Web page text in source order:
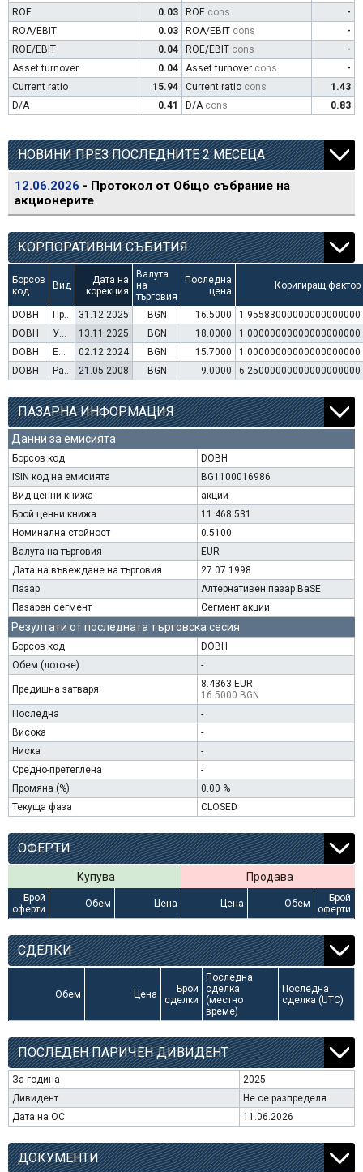
ROE
0.03 ROE cons
-
ROA/EBIT
0.03 ROA/EBIT cons
-
ROE/EBIT
0.04 ROE/EBIT cons
-
Asset turnover
0.04 Asset turnover cons
-
Current ratio
15.94 Current ratio cons
1.43
D/A
0.41 D/A cons 0.83
НОВИНИ ПРЕЗ ПОСЛЕДНИТЕ 2 МЕСЕЦА
12.06.2026 - Протокол от Общо събрание на
акционерите
КОРПОРАТИВНИ СЪБИТИЯ
Борсов
код
Вид
Дата на
корекция
Валута
на
търговия
Последна
цена
Коригиращ фактор
DOBH Преминаване към търговия в Евро 31.12.2025 BGN 16.5000
1.95583000000000000000
DOBH
Увеличение на капитал (упражняване на варанти) 13.11.2025 BGN 18.0000
1.00000000000000000000
DOBH
Емисия варанти 02.12.2024 BGN 15.7000
1.00000000000000000000
DOBH
Раздаване на дивидент 21.05.2008 BGN 9.0000 6.25000000000000000000
ПАЗАРНА ИНФОРМАЦИЯ
Данни за емисията
Борсов код
DOBH
ISIN код на емисията
BG1100016986
Вид ценни книжа
акции
Брой ценни книжа
11 468 531
Номинална стойност
0.5100
Валута на търговия
EUR
Дата на въвеждане на търговия
27.07.1998
Пазар
Алтернативен пазар BaSE
Пазарен сегмент
Сегмент акции
Резултати от последната търговска сесия
Борсов код
DOBH
Обем (лотове)
-
Предишна затваря
8.4363 EUR
16.5000 BGN
Последна
-
Висока
-
Ниска
-
Средно-претеглена
-
Промяна (%)
0.00 %
Текуща фаза
CLOSED
ОФЕРТИ
Купува Продава
Брой
оферти
Обем Цена Цена Обем
Брой
оферти
СДЕЛКИ
Обем Цена
Брой
сделки
Последна
сделка
(местно
време)
Последна
сделка (UTC)
ПОСЛЕДЕН ПАРИЧЕН ДИВИДЕНТ
За година
2025
Дивидент
Не се разпределя
Дата на ОС
11.06.2026
ДОКУМЕНТИ